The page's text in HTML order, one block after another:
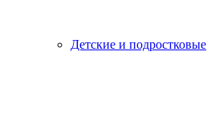
Детские и подростковые